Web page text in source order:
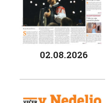
02.08.2026